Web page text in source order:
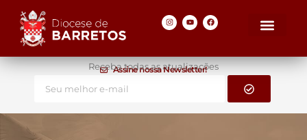
Assine nossa Newsletter!
Receba todas as atualizações